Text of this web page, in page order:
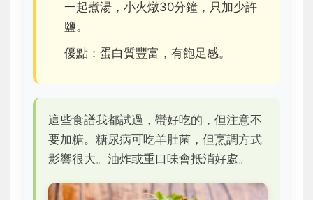
一起煮湯，小火燉30分鐘，只加少許
鹽。
優點：蛋白質豐富，有飽足感。
這些食譜我都試過，蠻好吃的，但注意不
要加糖。糖尿病可吃羊肚菌，但烹調方式
影響很大。油炸或重口味會抵消好處。